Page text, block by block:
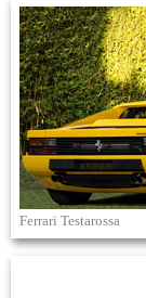
Ferrari Testarossa